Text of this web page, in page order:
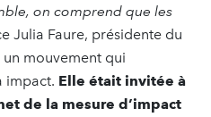
on comprend que les
Julia Faure, présidente du
mouvement qui
impact. Elle était invitée à
de la mesure d’impact